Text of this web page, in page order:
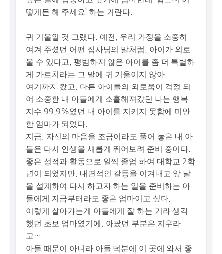
떻게든 해 주세요’ 하는 거란다.
귀 기울일 것 그랬다. 예전, 우리 가정을 소중히
여겨 주셨던 어떤 집사님의 말처럼. 아이가 외로
울 수 있다고, 평범하지 않은 아이를 좀 더 특별하
게 가르치라는 그 말에 귀 기울이지 않아
여기까지 왔고, 다른 아이들의 외로움이 걱정 되
어 소중한 내 아들에게 소홀해져갔던 나는 행복
지수 99.9%였던 내 아이를 지키지 못함에 미안
한 엄마가 되었다.
지금, 자신의 마음을 조금이라도 풀어 놓은 내 아
들은 다시 인생을 새롭게 뛰어보려 준비 중이다.
좋은 성적과 활동으로 일찍 졸업 하여 대학교 2학
년이 되었지만, 내면적인 갈등을 이겨내고 앞 날
을 설계하여 다시 하고자 하는 일을 준비하는 아
들에게 지금부터라도 좋은 엄마이고 싶다.
이렇게 살아가는게 아들에게 잘 하는 거라 생각
했던 초보 엄마였기에, 아팠던 부분은 지우라
고…
아들 때문이 아니라 아들 덕분에 이 곳에 와서 좋